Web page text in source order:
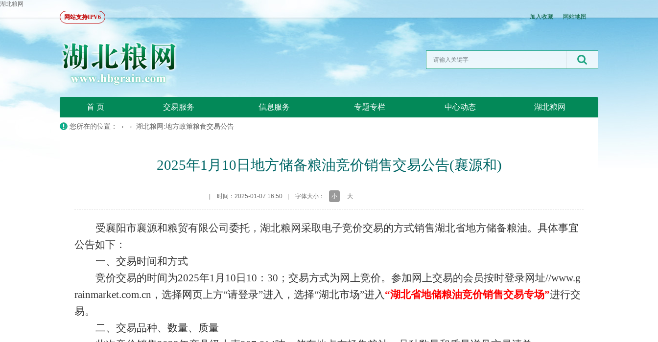
湖北粮网
网站支持IPV6
加入收藏 网站地图
首 页 交易服务 信息服务 专题专栏 中心动态 湖北粮网
您所在的位置： › › 湖北粮网:地方政策粮食交易公告
2025年1月10日地方储备粮油竞价销售交易公告(襄源和)
时间：2025-01-07 16:50 字体大小： 小 大
受襄阳市襄源和粮贸有限公司委托，湖北粮网采取电子竞价交易的方式销售湖北省地方储备粮油。具体事宜
公告如下：
一、交易时间和方式
竞价交易的时间为2025年1月 10 日 10 ： 30 ；交易方式为网上竞价。参加网上交易的会员按时登录网址//www.g
rainmarket.com.cn ，选择网页上方“请登录”进入，选择“湖北市场”进入“湖北省地储粮油竞价销售交易专场”进行交
易。
二、交易品种、数量、质量